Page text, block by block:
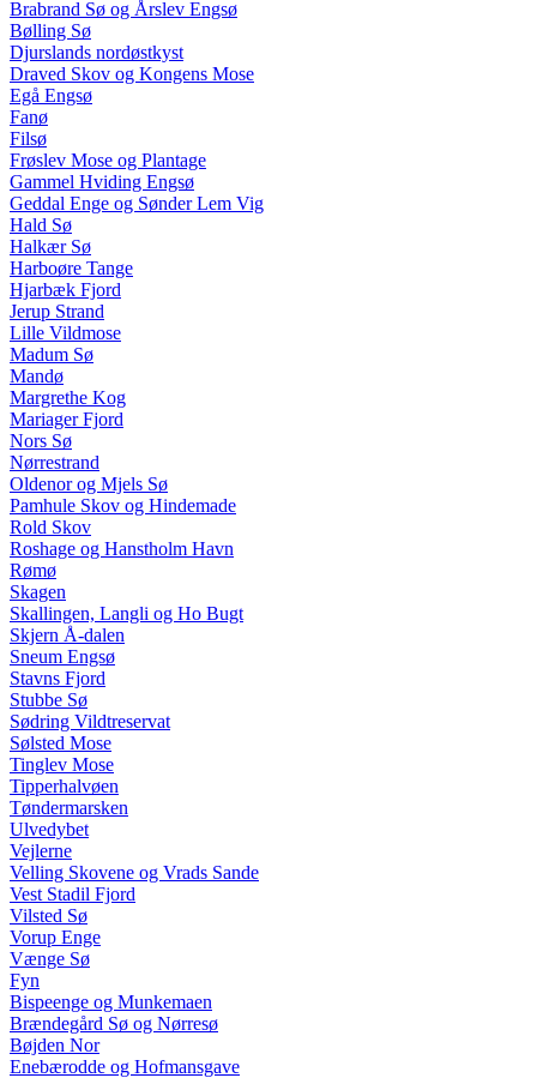
Brabrand Sø og Årslev Engsø
Bølling Sø
Djurslands nordøstkyst
Draved Skov og Kongens Mose
Egå Engsø
Fanø
Filsø
Frøslev Mose og Plantage
Gammel Hviding Engsø
Geddal Enge og Sønder Lem Vig
Hald Sø
Halkær Sø
Harboøre Tange
Hjarbæk Fjord
Jerup Strand
Lille Vildmose
Madum Sø
Mandø
Margrethe Kog
Mariager Fjord
Nors Sø
Nørrestrand
Oldenor og Mjels Sø
Pamhule Skov og Hindemade
Rold Skov
Roshage og Hanstholm Havn
Rømø
Skagen
Skallingen, Langli og Ho Bugt
Skjern Å-dalen
Sneum Engsø
Stavns Fjord
Stubbe Sø
Sødring Vildtreservat
Sølsted Mose
Tinglev Mose
Tipperhalvøen
Tøndermarsken
Ulvedybet
Vejlerne
Velling Skovene og Vrads Sande
Vest Stadil Fjord
Vilsted Sø
Vorup Enge
Vænge Sø
Fyn
Bispeenge og Munkemaen
Brændegård Sø og Nørresø
Bøjden Nor
Enebærodde og Hofmansgave